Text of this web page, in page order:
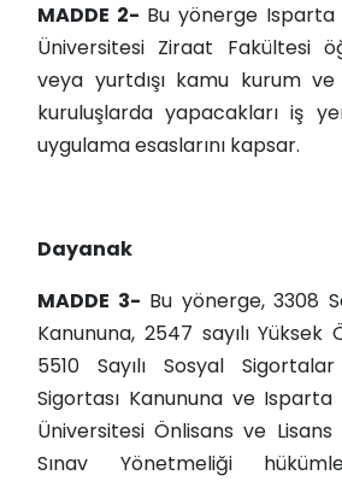
MADDE 2- Bu yönerge Isparta
Üniversitesi Ziraat Fakültesi
veya yurtdışı kamu kurum
kuruluşlarda yapacakları iş
uygulama esaslarını kapsar.
Dayanak
MADDE 3- Bu yönerge, 3308
Kanununa, 2547 sayılı Yüksek
5510 Sayılı Sosyal
Sigortası Kanununa ve Isparta
Üniversitesi Önlisans ve
Sınav Yönetmeliği